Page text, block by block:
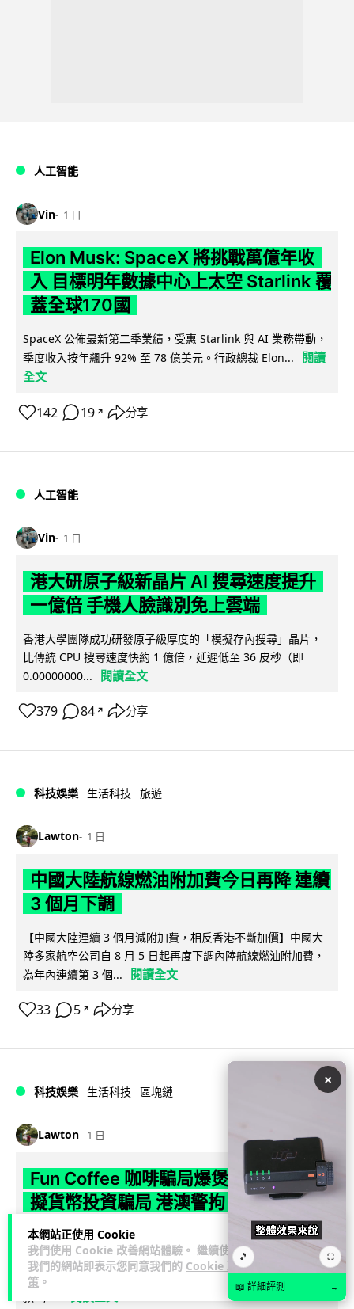
本網站正使用 Cookie
我們使用 Cookie 改善網站體驗。 繼續使用
我們的網站即表示您同意我們的 Cookie 政
策 。
人工智能
Vin 1 日
Elon Musk: SpaceX 將挑戰萬億年收
入 目標明年數據中心上太空 Starlink 覆
蓋全球170國
SpaceX 公佈最新第二季業績，受惠 Starlink 與 AI 業務帶動，
季度收入按年飆升 92% 至 78 億美元。行政總裁 Elon...
閱讀
全文
142 19 ↗ 分享
人工智能
Vin 1 日
港大研原子級新晶片 AI 搜尋速度提升
一億倍 手機人臉識別免上雲端
香港大學團隊成功研發原子級厚度的「模擬存內搜尋」晶片，
比傳統 CPU 搜尋速度快約 1 億倍，延遲低至 36 皮秒（即
0.00000000...
閱讀全文
379 84 ↗ 分享
科技娛樂 生活科技 旅遊
Lawton 1 日
中國大陸航線燃油附加費今日再降 連續
3 個月下調
【中國大陸連續 3 個月減附加費，相反香港不斷加價】中國大
陸多家航空公司自 8 月 5 日起再度下調內陸航線燃油附加費，
為年內連續第 3 個...
閱讀全文
33 5 ↗ 分享
科技娛樂 生活科技 區塊鏈
Lawton 1 日
Fun Coffee 咖啡騙局爆煲 咖啡包裝虛
擬貨幣投資騙局 港澳警拘 8 人涉款
9,400 萬元
香港警方聯同澳門司警搗破以養生咖啡生意包裝的虛擬貨幣投
資騙局 Fun Coffee，兩地共拘捕 8 人，接獲逾 200 宗舉報，涉
×
🎵 ⛶
📖 詳細評測 →